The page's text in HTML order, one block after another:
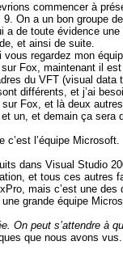
commencer à
On a un bon groupe
de toute évidence
et ainsi de suite.
regardez mon
Fox, maintenant il
du VFT (visual
différents, et j’ai
Fox, et là deux
un, et demain ça sera
c’est l’équipe Microsoft.
dans Visual Studio
et tous ces autres
mais c’est une des
grande équipe
On peut s’attendre à
que nous avons vus.